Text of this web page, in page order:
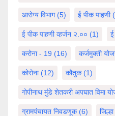
आरोग्य विभाग(5) ई पीक पाहणी
ई पीक पाहणी व्हर्जन २.०० (1) ई
करोना - 19 (16) कर्जमुक्ती
कोरोना(12) कौतुक(1)
गोपीनाथ मुंडे शेतकरी अपघात विमा
ग्रामपंचायत निवडणूक(6)